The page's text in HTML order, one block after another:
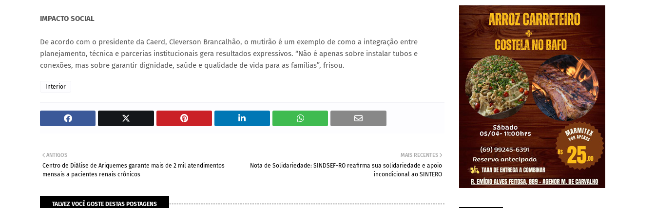
IMPACTO SOCIAL
De acordo com o presidente da Caerd, Cleverson Brancalhão, o mutirão é um exemplo de como a integração entre
planejamento, técnica e parcerias institucionais gera resultados expressivos. “Não é apenas sobre instalar tubos e
conexões, mas sobre garantir dignidade, saúde e qualidade de vida para as famílias”, frisou.
Interior
MAIS RECENTES
Nota de Solidariedade: SINDSEF-RO reafirma sua solidariedade e apoio
incondicional ao SINTERO
ANTIGOS
Centro de Diálise de Ariquemes garante mais de 2 mil atendimentos
mensais a pacientes renais crônicos
TALVEZ VOCÊ GOSTE DESTAS POSTAGENS